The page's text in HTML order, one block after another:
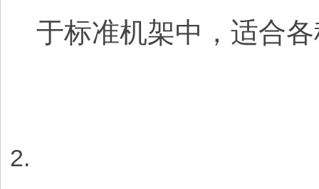
于标准机架中，适合